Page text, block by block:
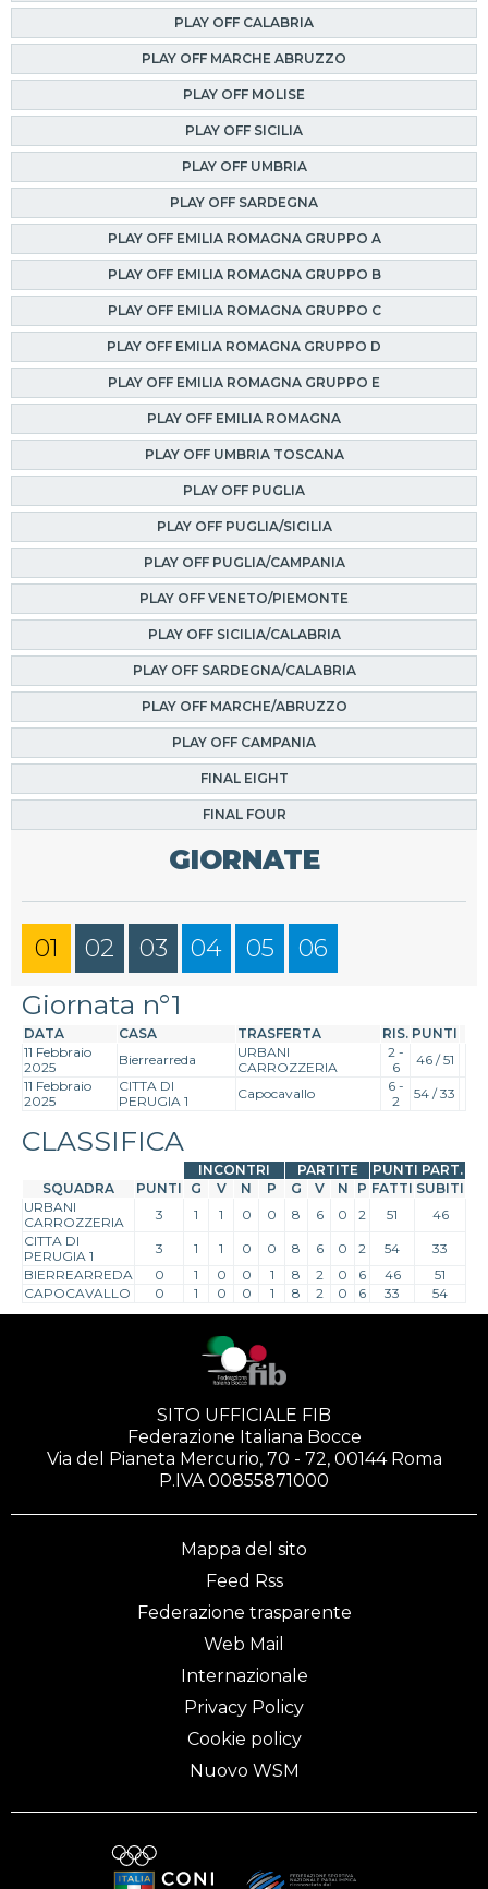
PLAY OFF CALABRIA
PLAY OFF MARCHE ABRUZZO
PLAY OFF MOLISE
PLAY OFF SICILIA
PLAY OFF UMBRIA
PLAY OFF SARDEGNA
PLAY OFF EMILIA ROMAGNA GRUPPO A
PLAY OFF EMILIA ROMAGNA GRUPPO B
PLAY OFF EMILIA ROMAGNA GRUPPO C
PLAY OFF EMILIA ROMAGNA GRUPPO D
PLAY OFF EMILIA ROMAGNA GRUPPO E
PLAY OFF EMILIA ROMAGNA
PLAY OFF UMBRIA TOSCANA
PLAY OFF PUGLIA
PLAY OFF PUGLIA/SICILIA
PLAY OFF PUGLIA/CAMPANIA
PLAY OFF VENETO/PIEMONTE
PLAY OFF SICILIA/CALABRIA
PLAY OFF SARDEGNA/CALABRIA
PLAY OFF MARCHE/ABRUZZO
PLAY OFF CAMPANIA
FINAL EIGHT
FINAL FOUR
GIORNATE
01 02 03 04 05 06
Giornata n°1
DATA CASA TRASFERTA RIS. PUNTI
11 Febbraio
2025
Bierrearreda
URBANI
CARROZZERIA
2 -
6
46 / 51
11 Febbraio
2025
CITTA DI
PERUGIA 1
Capocavallo
6 -
2
54 / 33
CLASSIFICA
INCONTRI PARTITE
PUNTI PART.
SQUADRA
PUNTI G V N P G V N P FATTI SUBITI
URBANI
CARROZZERIA
3 1 1 0 0 8 6 0 2 51
46
CITTA DI
PERUGIA 1
3 1 1 0 0 8 6 0 2 54
33
BIERREARREDA
0 1 0 0 1 8 2 0 6 46
51
CAPOCAVALLO
0 1 0 0 1 8 2 0 6 33 54
SITO UFFICIALE FIB
Federazione Italiana Bocce
Via del Pianeta Mercurio, 70 - 72, 00144 Roma
P.IVA 00855871000
Mappa del sito
Feed Rss
Federazione trasparente
Web Mail
Internazionale
Privacy Policy
Cookie policy
Nuovo WSM